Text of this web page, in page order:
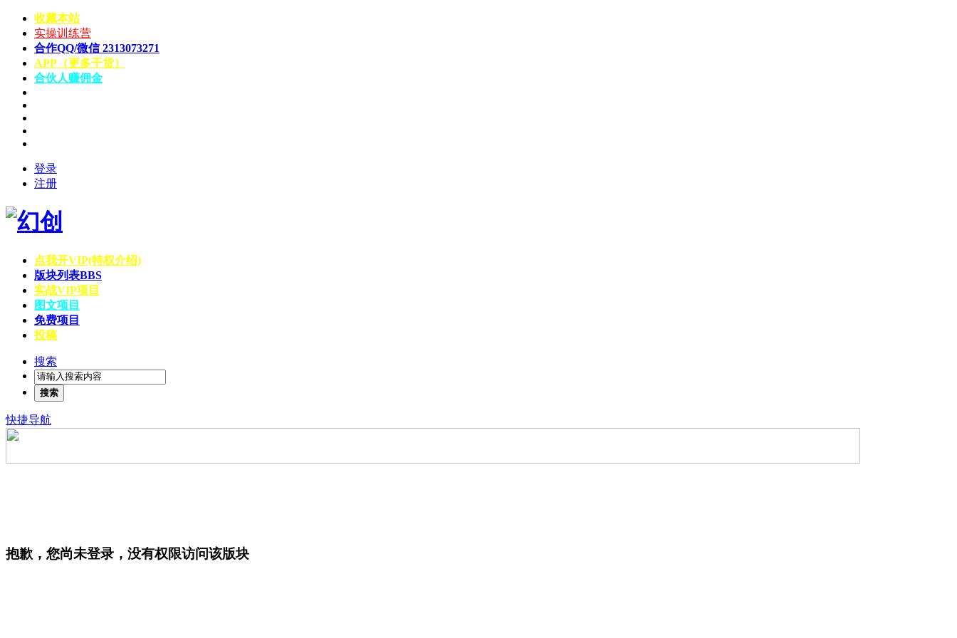
收藏本站
实操训练营
合作QQ/微信 2313073271
APP（更多干货）
合伙人赚佣金
登录
注册
点我开VIP(特权介绍)
版块列表BBS
实战VIP项目
图文项目
免费项目
投稿
搜索
搜索
快捷导航
抱歉，您尚未登录，没有权限访问该版块